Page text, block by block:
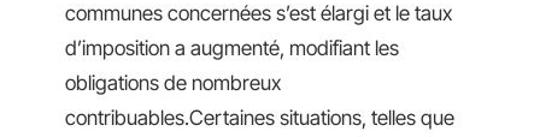
communes concernées s’est élargi et le taux
d’imposition a augmenté, modifiant les
obligations de nombreux
contribuables.Certaines situations, telles que